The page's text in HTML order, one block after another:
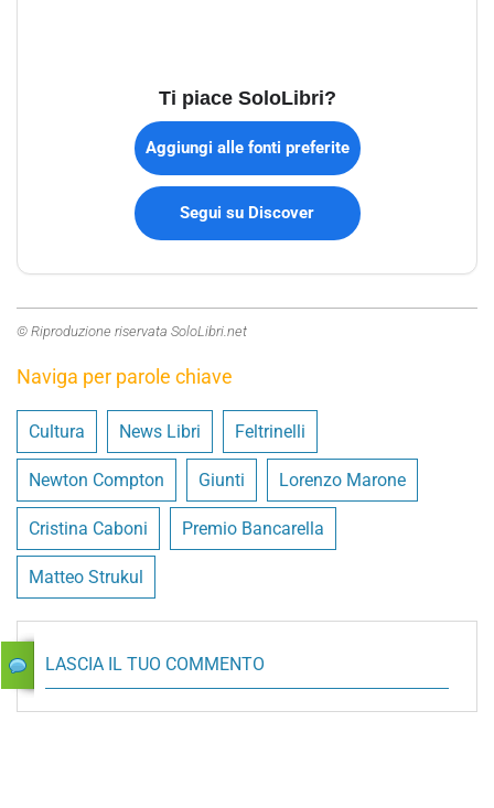
Ti piace SoloLibri?
Aggiungi alle fonti preferite
Segui su Discover
© Riproduzione riservata SoloLibri.net
Naviga per parole chiave
Cultura News Libri Feltrinelli
Newton Compton Giunti Lorenzo Marone
Cristina Caboni Premio Bancarella
Matteo Strukul
LASCIA IL TUO COMMENTO